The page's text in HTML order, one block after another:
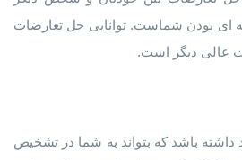
ای بودن شماست. توانایی حل تعارضات
عالی دیگر است.
داشته باشد که بتواند به شما در تشخیص